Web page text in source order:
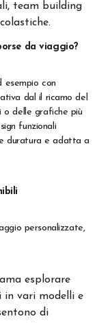
team building
da viaggio?
esempio con
dal il ricamo del
o delle grafiche più
funzionali
duratura e adatta a
personalizzate,
esplorare
in vari modelli e
di